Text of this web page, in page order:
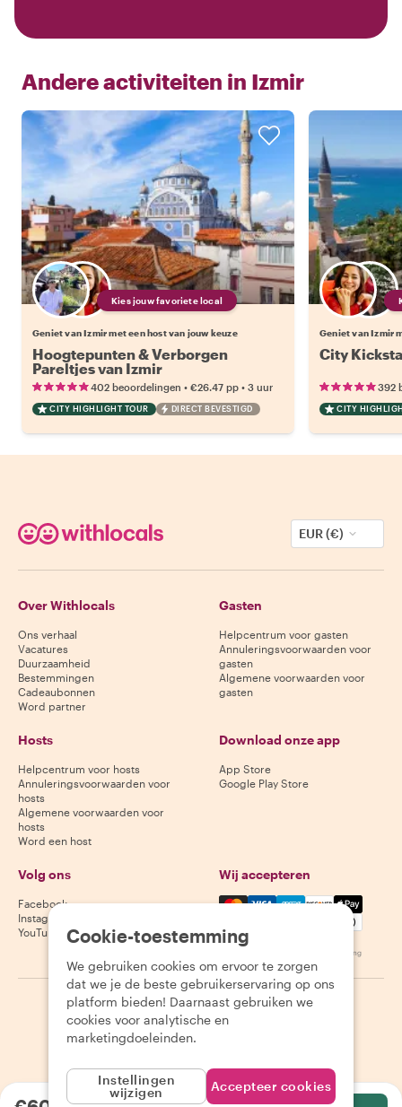
Andere activiteiten in Izmir
Kies jouw favoriete local
Geniet van Izmir met een host van jouw keuze
Hoogtepunten & Verborgen
Pareltjes van Izmir
402 beoordelingen • €26.47 pp • 3 uur
CITY HIGHLIGHT TOUR DIRECT BEVESTIGD
Geniet van Izmir
City
392
CITY
EUR (€)
Over Withlocals
Ons verhaal
Vacatures
Duurzaamheid
Bestemmingen
Cadeaubonnen
Word partner
Gasten
Helpcentrum voor gasten
Annuleringsvoorwaarden voor
gasten
Algemene voorwaarden voor
gasten
Hosts
Helpcentrum voor hosts
Annuleringsvoorwaarden voor
hosts
Algemene voorwaarden voor
hosts
Word een host
Download onze app
App Store
Google Play Store
Volg ons
Facebook
Instagram
YouTube
Wij accepteren
Mastercard, Visa, Amex,
Beschikbaarheid varieert per bestemming
2026 Withlocals.com | Privacybeleid | Cookies | Sitemap
Cookie-toestemming
We gebruiken cookies om ervoor te zorgen
dat we je de beste gebruikerservaring op ons
platform bieden! Daarnaast gebruiken we
cookies voor analytische en
marketingdoeleinden.
Instellingen
wijzigen
Accepteer cookies